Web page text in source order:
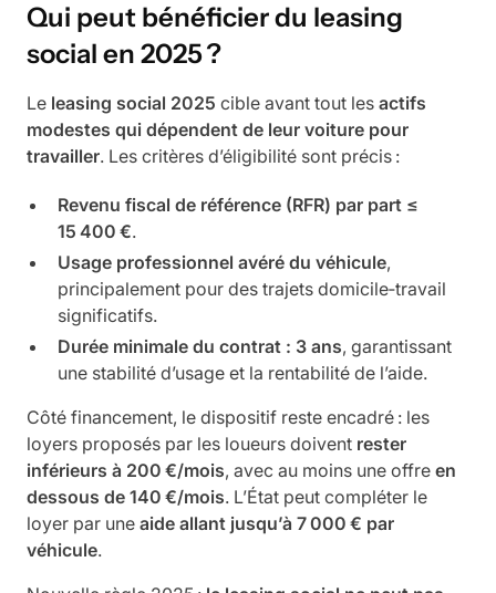
Qui peut bénéficier du leasing
social en 2025 ?
Le leasing social 2025 cible avant tout les actifs
modestes qui dépendent de leur voiture pour
travailler. Les critères d’éligibilité sont précis :
Revenu fiscal de référence (RFR) par part ≤
15 400 €.
Usage professionnel avéré du véhicule,
principalement pour des trajets domicile‑travail
significatifs.
Durée minimale du contrat : 3 ans, garantissant
une stabilité d’usage et la rentabilité de l’aide.
Côté financement, le dispositif reste encadré : les
loyers proposés par les loueurs doivent rester
inférieurs à 200 €/mois, avec au moins une offre en
dessous de 140 €/mois. L’État peut compléter le
loyer par une aide allant jusqu’à 7 000 € par
véhicule.